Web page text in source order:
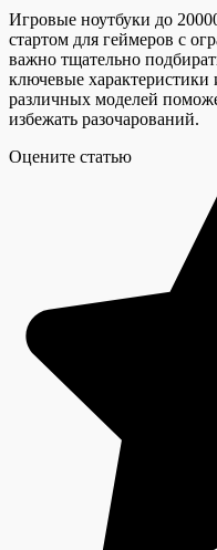
Игровые ноутбуки до
стартом для геймеров с
важно тщательно
ключевые
различных моделей
избежать разочарований.
Оцените статью